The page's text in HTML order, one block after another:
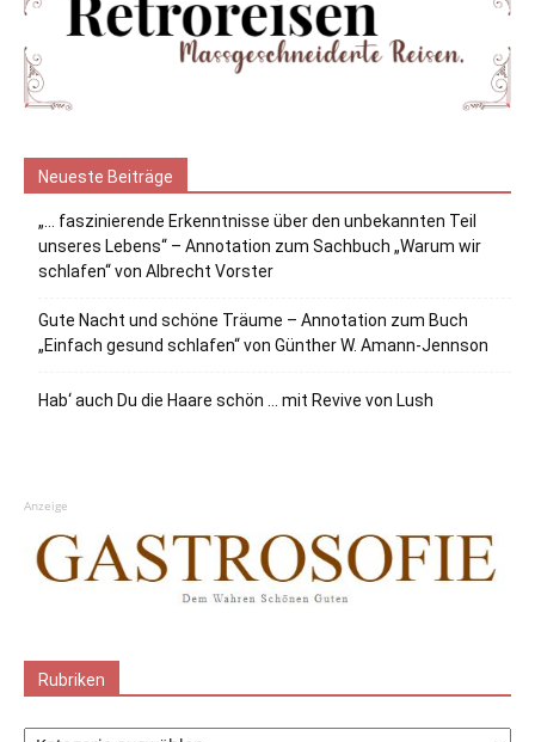
Neueste Beiträge
„… faszinierende Erkenntnisse über den unbekannten Teil
unseres Lebens“ – Annotation zum Sachbuch „Warum wir
schlafen“ von Albrecht Vorster
Gute Nacht und schöne Träume – Annotation zum Buch
„Einfach gesund schlafen“ von Günther W. Amann-Jennson
Hab‘ auch Du die Haare schön … mit Revive von Lush
Anzeige
Rubriken
Rubriken